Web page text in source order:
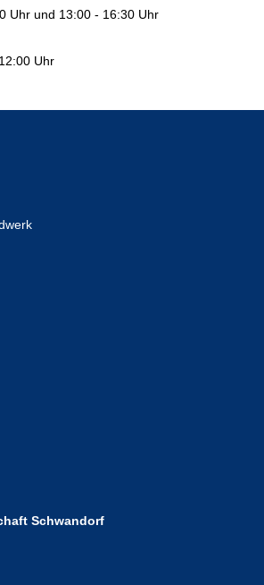
Uhr und 13:00 - 16:30 Uhr
Uhr
Schwandorf